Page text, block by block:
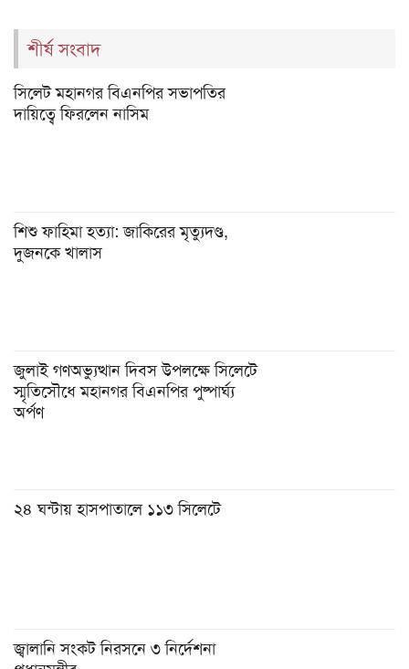
শীর্ষ সংবাদ
সিলেট মহানগর বিএনপির সভাপতির
দায়িত্বে ফিরলেন নাসিম
শিশু ফাহিমা হত্যা: জাকিরের মৃত্যুদণ্ড,
দুজনকে খালাস
জুলাই গণঅভ্যুত্থান দিবস উপলক্ষে সিলেটে
স্মৃতিসৌধে মহানগর বিএনপির পুষ্পার্ঘ্য
অর্পণ
২৪ ঘন্টায় হাসপাতালে ১১৩ সিলেটে
জ্বালানি সংকট নিরসনে ৩ নির্দেশনা